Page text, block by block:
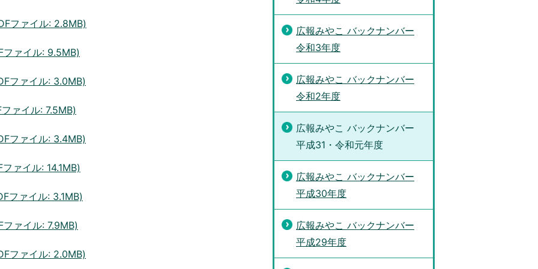
ファイル: 2.8MB)
ァイル: 9.5MB)
ファイル: 3.0MB)
ァイル: 7.5MB)
ファイル: 3.4MB)
ァイル: 14.1MB)
ファイル: 3.1MB)
ァイル: 7.9MB)
ファイル: 2.0MB)
広報みやこ バックナンバー
令和3年度
広報みやこ バックナンバー
令和2年度
広報みやこ バックナンバー
平成31・令和元年度
広報みやこ バックナンバー
平成30年度
広報みやこ バックナンバー
平成29年度